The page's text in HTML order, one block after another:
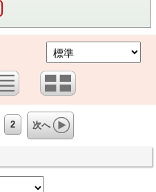
2 次へ